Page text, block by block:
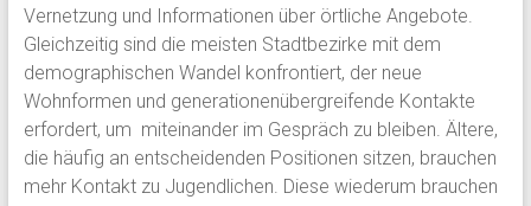
Vernetzung und Informationen über örtliche Angebote.
Gleichzeitig sind die meisten Stadtbezirke mit dem
demographischen Wandel konfrontiert, der neue
Wohnformen und generationenübergreifende Kontakte
erfordert, um miteinander im Gespräch zu bleiben. Ältere,
die häufig an entscheidenden Positionen sitzen, brauchen
mehr Kontakt zu Jugendlichen. Diese wiederum brauchen